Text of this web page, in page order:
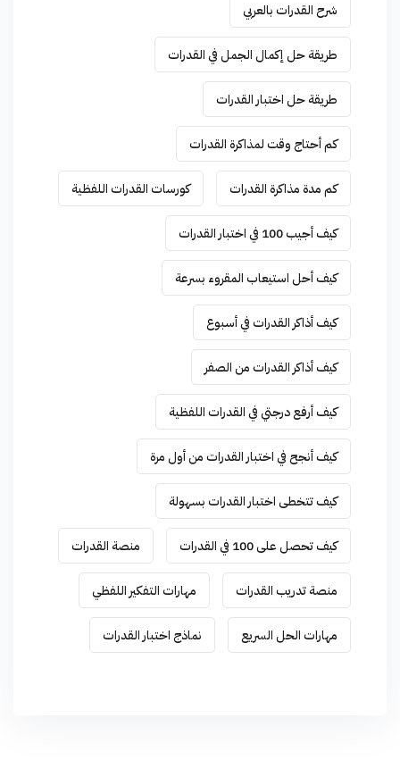
شرح القدرات بالعربي
طريقة حل إكمال الجمل في القدرات
طريقة حل اختبار القدرات
كم أحتاج وقت لمذاكرة القدرات
كم مدة مذاكرة القدرات كورسات القدرات اللفظية
كيف أجيب 100 في اختبار القدرات
كيف أحل استيعاب المقروء بسرعة
كيف أذاكر القدرات في أسبوع
كيف أذاكر القدرات من الصفر
كيف أرفع درجتي في القدرات اللفظية
كيف أنجح في اختبار القدرات من أول مرة
كيف تتخطى اختبار القدرات بسهولة
كيف تحصل على 100 في القدرات منصة القدرات
منصة تدريب القدرات مهارات التفكير اللفظي
مهارات الحل السريع نماذج اختبار القدرات